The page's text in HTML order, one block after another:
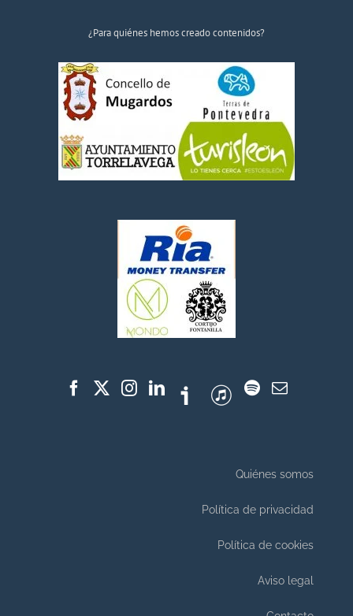
¿Para quiénes hemos creado contenidos?
Quiénes somos
Política de privacidad
Política de cookies
Aviso legal